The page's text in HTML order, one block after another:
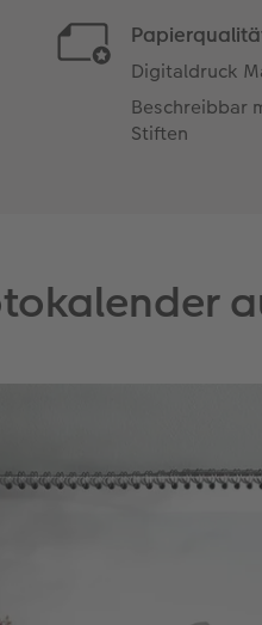
Digitaldruck
Beschreibbar
Stiften